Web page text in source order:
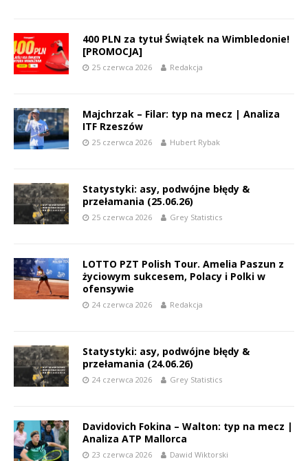
400 PLN za tytuł Świątek na Wimbledonie!
[PROMOCJA]
25 czerwca 2026 Redakcja
Majchrzak – Filar: typ na mecz | Analiza
ITF Rzeszów
25 czerwca 2026 Hubert Rybak
Statystyki: asy, podwójne błędy &
przełamania (25.06.26)
25 czerwca 2026 Grey Statistics
LOTTO PZT Polish Tour. Amelia Paszun z
życiowym sukcesem, Polacy i Polki w
ofensywie
24 czerwca 2026 Redakcja
Statystyki: asy, podwójne błędy &
przełamania (24.06.26)
24 czerwca 2026 Grey Statistics
Davidovich Fokina – Walton: typ na mecz |
Analiza ATP Mallorca
23 czerwca 2026 Dawid Wiktorski